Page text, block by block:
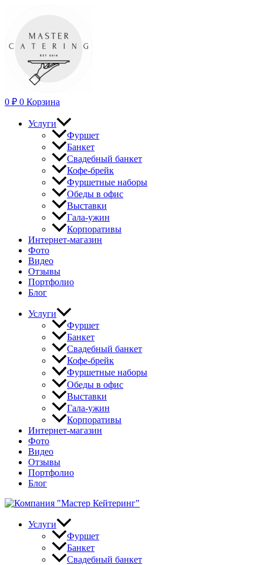
содержимому
0 ₽ 0 Корзина
Услуги
Фуршет
Банкет
Свадебный банкет
Кофе-брейк
Фуршетные наборы
Обеды в офис
Выставки
Гала-ужин
Корпоративы
Интернет-магазин
Фото
Видео
Отзывы
Портфолио
Блог
Услуги
Фуршет
Банкет
Свадебный банкет
Кофе-брейк
Фуршетные наборы
Обеды в офис
Выставки
Гала-ужин
Корпоративы
Интернет-магазин
Фото
Видео
Отзывы
Портфолио
Блог
Услуги
Фуршет
Банкет
Свадебный банкет